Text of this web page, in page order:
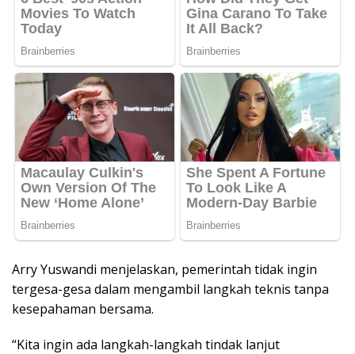
Arry Yuswandi menjelaskan, pemerintah tidak ingin
tergesa-gesa dalam mengambil langkah teknis tanpa
kesepahaman bersama.
“Kita ingin ada langkah-langkah tindak lanjut